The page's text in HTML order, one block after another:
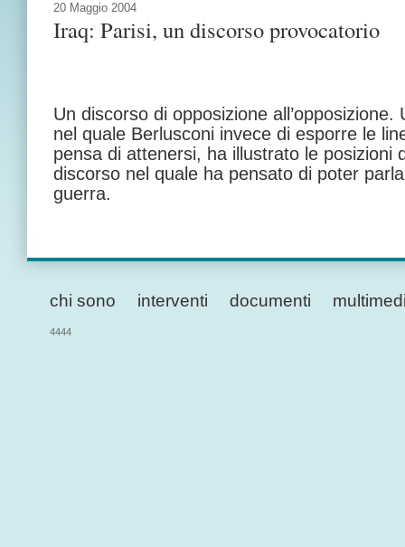
20 Maggio 2004
Iraq: Parisi, un discorso provocatorio
Un discorso di opposizione
nel quale Berlusconi invece di esporre le
pensa di attenersi, ha illustrato le posizioni
discorso nel quale ha pensato di poter
guerra.
chi sono interventi documenti
4444